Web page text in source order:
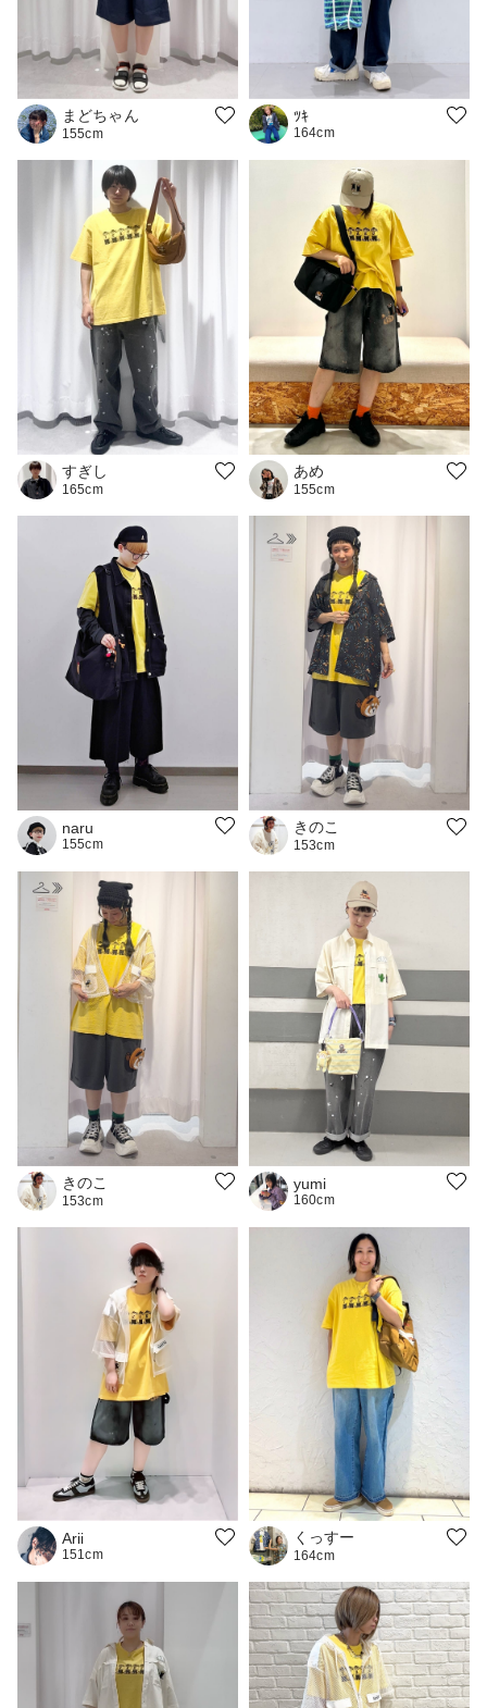
まどちゃん
155cm
ﾂｷ
164cm
すぎし
165cm
あめ
155cm
naru
155cm
きのこ
153cm
きのこ
153cm
yumi
160cm
Arii
151cm
くっすー
164cm